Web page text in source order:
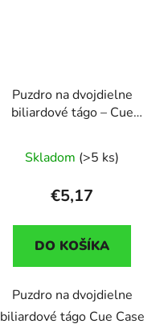
Puzdro na dvojdielne
biliardové tágo – Cue
Skladom (>5 ks)
€5,17
DO KOŠÍKA
Puzdro na dvojdielne
biliardové tágo Cue Case